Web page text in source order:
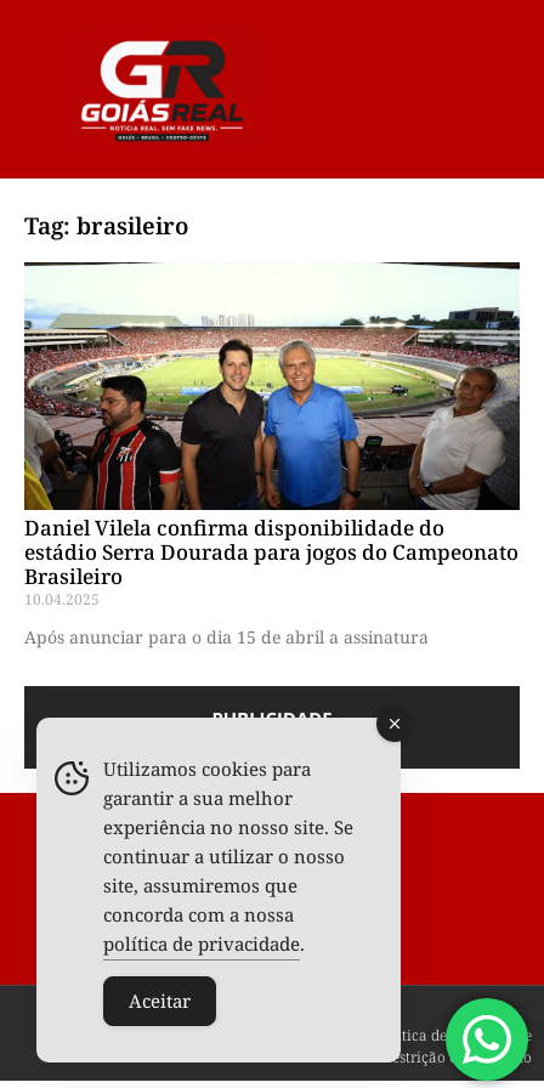
Tag: brasileiro
Daniel Vilela confirma disponibilidade do
estádio Serra Dourada para jogos do Campeonato
Brasileiro
10.04.2025
Após anunciar para o dia 15 de abril a assinatura
Todos os Direitos Reservados © 2025
Política de privacidade
Restrição de conteúdo
Utilizamos cookies para
garantir a sua melhor
experiência no nosso site. Se
continuar a utilizar o nosso
site, assumiremos que
concorda com a nossa
política de privacidade.
Aceitar